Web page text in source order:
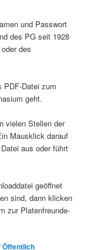
und Passwort
des PG seit 1928
des
PDF-Datei zum
geht.
vielen Stellen der
Mausklick darauf
aus oder führt
geöffnet
sind, dann klicken
zur Platenfreunde-
Öffentlich